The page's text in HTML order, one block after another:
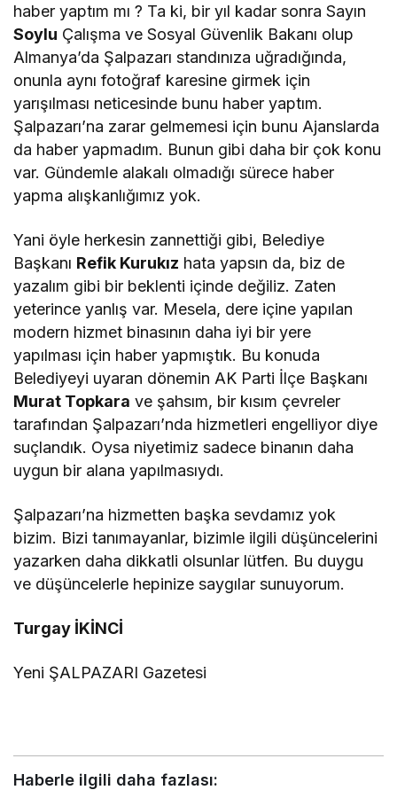
haber yaptım mı ? Ta ki, bir yıl kadar sonra Sayın
Soylu Çalışma ve Sosyal Güvenlik Bakanı olup
Almanya’da Şalpazarı standınıza uğradığında,
onunla aynı fotoğraf karesine girmek için
yarışılması neticesinde bunu haber yaptım.
Şalpazarı’na zarar gelmemesi için bunu Ajanslarda
da haber yapmadım. Bunun gibi daha bir çok konu
var. Gündemle alakalı olmadığı sürece haber
yapma alışkanlığımız yok.
Yani öyle herkesin zannettiği gibi, Belediye
Başkanı Refik Kurukız hata yapsın da, biz de
yazalım gibi bir beklenti içinde değiliz. Zaten
yeterince yanlış var. Mesela, dere içine yapılan
modern hizmet binasının daha iyi bir yere
yapılması için haber yapmıştık. Bu konuda
Belediyeyi uyaran dönemin AK Parti İlçe Başkanı
Murat Topkara ve şahsım, bir kısım çevreler
tarafından Şalpazarı’nda hizmetleri engelliyor diye
suçlandık. Oysa niyetimiz sadece binanın daha
uygun bir alana yapılmasıydı.
Şalpazarı’na hizmetten başka sevdamız yok
bizim. Bizi tanımayanlar, bizimle ilgili düşüncelerini
yazarken daha dikkatli olsunlar lütfen. Bu duygu
ve düşüncelerle hepinize saygılar sunuyorum.
Turgay İKİNCİ
Yeni ŞALPAZARI Gazetesi
Haberle ilgili daha fazlası: